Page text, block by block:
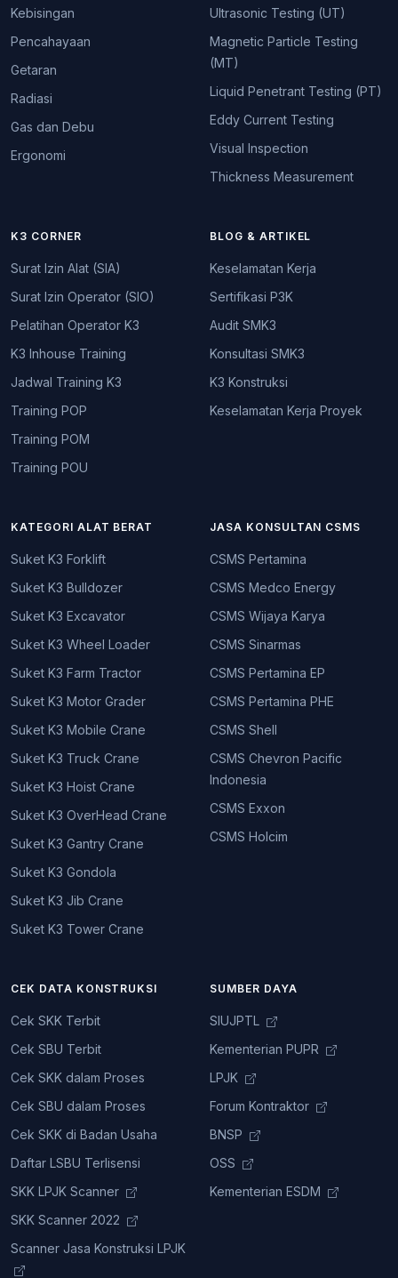
Kebisingan
Pencahayaan
Getaran
Radiasi
Gas dan Debu
Ergonomi
Ultrasonic Testing (UT)
Magnetic Particle Testing
(MT)
Liquid Penetrant Testing (PT)
Eddy Current Testing
Visual Inspection
Thickness Measurement
K3 CORNER
Surat Izin Alat (SIA)
Surat Izin Operator (SIO)
Pelatihan Operator K3
K3 Inhouse Training
Jadwal Training K3
Training POP
Training POM
Training POU
BLOG & ARTIKEL
Keselamatan Kerja
Sertifikasi P3K
Audit SMK3
Konsultasi SMK3
K3 Konstruksi
Keselamatan Kerja Proyek
KATEGORI ALAT BERAT
Suket K3 Forklift
Suket K3 Bulldozer
Suket K3 Excavator
Suket K3 Wheel Loader
Suket K3 Farm Tractor
Suket K3 Motor Grader
Suket K3 Mobile Crane
Suket K3 Truck Crane
Suket K3 Hoist Crane
Suket K3 OverHead Crane
Suket K3 Gantry Crane
Suket K3 Gondola
Suket K3 Jib Crane
Suket K3 Tower Crane
JASA KONSULTAN CSMS
CSMS Pertamina
CSMS Medco Energy
CSMS Wijaya Karya
CSMS Sinarmas
CSMS Pertamina EP
CSMS Pertamina PHE
CSMS Shell
CSMS Chevron Pacific
Indonesia
CSMS Exxon
CSMS Holcim
CEK DATA KONSTRUKSI
Cek SKK Terbit
Cek SBU Terbit
Cek SKK dalam Proses
Cek SBU dalam Proses
Cek SKK di Badan Usaha
Daftar LSBU Terlisensi
SKK LPJK Scanner
SKK Scanner 2022
Scanner Jasa Konstruksi LPJK
SUMBER DAYA
SIUJPTL
Kementerian PUPR
LPJK
Forum Kontraktor
BNSP
OSS
Kementerian ESDM